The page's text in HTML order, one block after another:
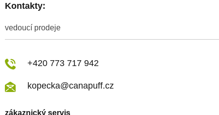
Kontakty:
zákaznický servis
vedoucí prodeje
+420 773 717 942
kopecka@canapuff.cz